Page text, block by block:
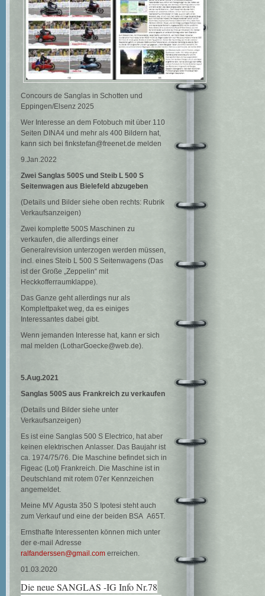
Concours de Sanglas in Schotten und
Eppingen/Elsenz 2025
Wer Interesse an dem Fotobuch mit über 110
Seiten DINA4 und mehr als 400 Bildern hat,
kann sich bei finkstefan@freenet.de melden
9.Jan.2022
Zwei Sanglas 500S und Steib L 500 S
Seitenwagen aus Bielefeld abzugeben
(Details und Bilder siehe oben rechts: Rubrik
Verkaufsanzeigen)
Zwei komplette 500S Maschinen zu
verkaufen, die allerdings einer
Generalrevision unterzogen werden müssen,
incl. eines Steib L 500 S Seitenwagens (Das
ist der Große „Zeppelin“ mit
Heckkofferraumklappe).
Das Ganze geht allerdings nur als
Komplettpaket weg, da es einiges
Interessantes dabei gibt.
Wenn jemanden Interesse hat, kann er sich
mal melden (LotharGoecke@web.de).
5.Aug.2021
Sanglas 500S aus Frankreich zu verkaufen
(Details und Bilder siehe unter
Verkaufsanzeigen)
Es ist eine Sanglas 500 S Electrico, hat aber
keinen elektrischen Anlasser. Das Baujahr ist
ca. 1974/75/76. Die Maschine befindet sich in
Figeac (Lot) Frankreich. Die Maschine ist in
Deutschland mit rotem 07er Kennzeichen
angemeldet.
Meine MV Agusta 350 S Ipotesi steht auch
zum Verkauf und eine der beiden BSA A65T.
Ernsthafte Interessenten können mich unter
der e-mail Adresse
ralfanderssen@gmail.com erreichen.
01.03.2020
Die neue SANGLAS -IG Info Nr.78